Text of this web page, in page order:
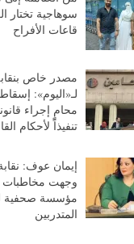
سوهاجية تختار
قاعات الأفراح
مصدر خاص
محامٍ إجراء
تنفيذاً لأحكام
إيمان عوف:
مؤسسة صحفية
المتدربين